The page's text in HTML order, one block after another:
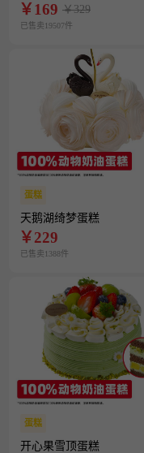
￥169 ￥329
已售卖19507件
蛋糕
天鹅湖绮梦蛋糕
￥229
已售卖1388件
蛋糕
开心果雪顶蛋糕